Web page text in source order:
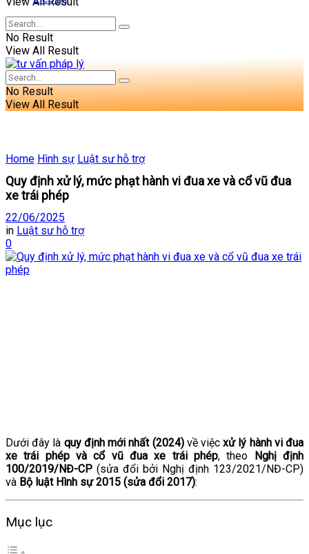
No Result
View All Result
No Result
View All Result
Home Hình sự Luật sư hỗ trợ
Quy định xử lý, mức phạt hành vi đua xe và cổ vũ đua
xe trái phép
22/06/2025
in Luật sư hỗ trợ
0
Dưới đây là quy định mới nhất (2024)về việcxử lý hành vi đua
xe trái phép và cổ vũ đua xe trái phép, theo Nghị định
100/2019/NĐ-CP (sửa đổi bởi Nghị định 123/2021/NĐ-CP)
và Bộ luật Hình sự 2015 (sửa đổi 2017):
Mục lục